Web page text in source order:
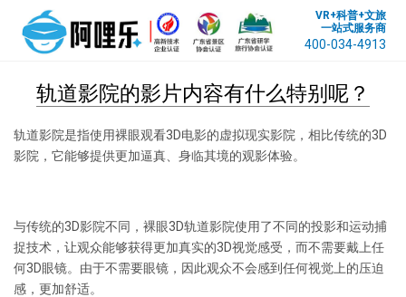
VR+科普+文旅
一站式服务商
400-034-4913
轨道影院的影片内容有什么特别呢？
轨道影院是指使用裸眼观看3D电影的虚拟现实影院，相比传统的3D
影院，它能够提供更加逼真、身临其境的观影体验。
与传统的3D影院不同，裸眼3D轨道影院使用了不同的投影和运动捕
捉技术，让观众能够获得更加真实的3D视觉感受，而不需要戴上任
何3D眼镜。由于不需要眼镜，因此观众不会感到任何视觉上的压迫
感，更加舒适。